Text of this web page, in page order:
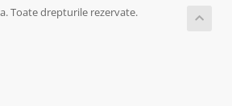
Toate drepturile rezervate.